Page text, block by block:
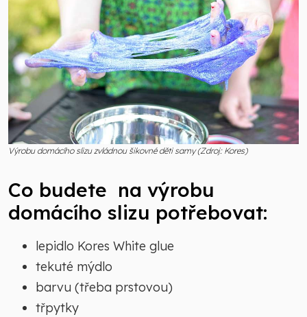
Výrobu domácího slizu zvládnou šikovné děti samy (Zdroj: Kores)
Co budete na výrobu
domácího slizu potřebovat:
lepidlo Kores White glue
tekuté mýdlo
barvu (třeba prstovou)
třpytky